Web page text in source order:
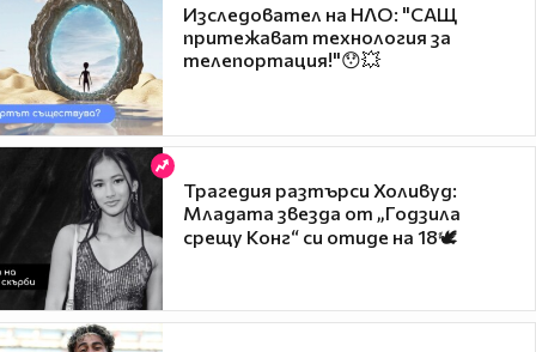
Изследовател на НЛО: "САЩ
притежават технология за
телепортация!"😯💥
Трагедия разтърси Холивуд:
Младата звезда от „Годзила
срещу Конг“ си отиде на 18🕊️